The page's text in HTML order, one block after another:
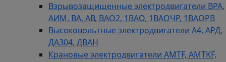
Взрывозащищенные электродвигатели ВРА,
АИМ, ВА, АВ, ВАO2, 1ВАО, 1ВАОЧР, 1ВАОРВ
Высоковольтные электродвигатели A4, АРД,
ДАЗ04, ДВАН
Крановые электродвигатели AMTF, AMTKF,